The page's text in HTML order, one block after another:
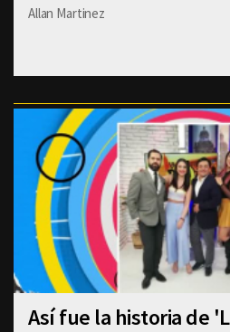
Allan Martinez
Así fue la historia de